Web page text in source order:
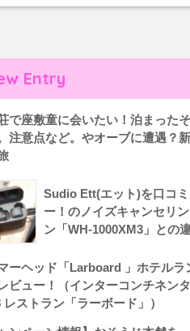
Entry
で座敷童に会いたい！泊まった
注意点など。やオーブに遭遇？
Sudio Ett(エット)を口コ
ー！のノイズキャンセリ
ン「WH-1000XM3」との
ーヘッド「Larboard 」ホテルラ
ビュー！（インターコンチネン
ストラン「ラーボード」）